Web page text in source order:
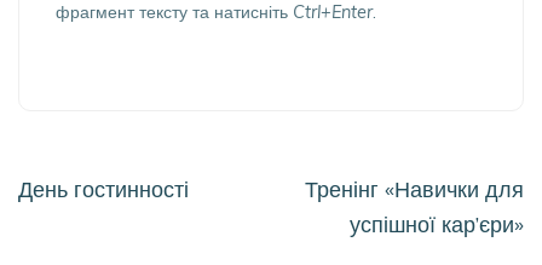
фрагмент тексту та натисніть Ctrl+Enter.
Навігація
День гостинності
Тренінг «Навички для
успішної кар’єри»